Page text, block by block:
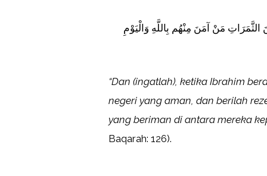
الثَّمَرَاتِ مَنْ آمَنَ مِنْهُم بِاللَّهِ وَالْيَوْمِ
“Dan (ingatlah), ketika Ibrahim
negeri yang aman, dan berilah
yang beriman di antara mereka
Baqarah: 126).